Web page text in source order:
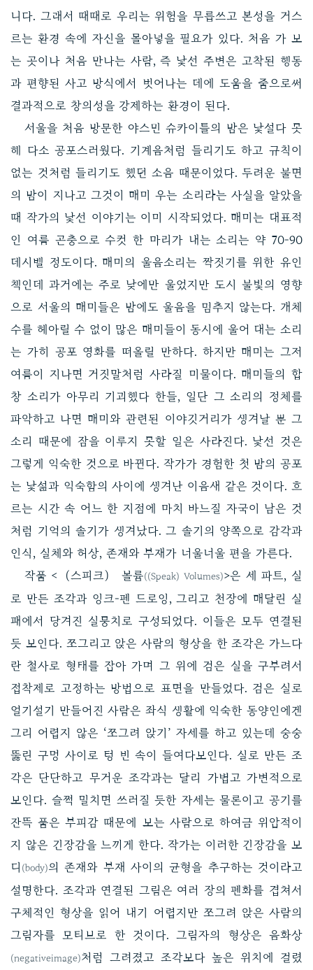
니다. 그래서 때때로 우리는 위험을 무릅쓰고 본성을 거스
르는 환경 속에 자신을 몰아넣을 필요가 있다. 처음 가 보
는 곳이나 처음 만나는 사람, 즉 낯선 주변은 고착된 행동
과 편향된 사고 방식에서 벗어나는 데에 도움을 줌으로써
결과적으로 창의성을 강제하는 환경이 된다.
서울을 처음 방문한 야스민 슈카이틀의 밤은 낯설다 못
해 다소 공포스러웠다. 기계음처럼 들리기도 하고 규칙이
없는 것처럼 들리기도 했던 소음 때문이었다. 두려운 불면
의 밤이 지나고 그것이 매미 우는 소리라는 사실을 알았을
때 작가의 낯선 이야기는 이미 시작되었다. 매미는 대표적
인 여름 곤충으로 수컷 한 마리가 내는 소리는 약 70-90
데시벨 정도이다. 매미의 울음소리는 짝짓기를 위한 유인
책인데 과거에는 주로 낮에만 울었지만 도시 불빛의 영향
으로 서울의 매미들은 밤에도 울음을 멈추지 않는다. 개체
수를 헤아릴 수 없이 많은 매미들이 동시에 울어 대는 소리
는 가히 공포 영화를 떠올릴 만하다. 하지만 매미는 그저
여름이 지나면 거짓말처럼 사라질 미물이다. 매미들의 합
창 소리가 아무리 기괴했다 한들, 일단 그 소리의 정체를
파악하고 나면 매미와 관련된 이야깃거리가 생겨날 뿐 그
소리 때문에 잠을 이루지 못할 일은 사라진다. 낯선 것은
그렇게 익숙한 것으로 바뀐다. 작가가 경험한 첫 밤의 공포
는 낯섦과 익숙함의 사이에 생겨난 이음새 같은 것이다. 흐
르는 시간 속 어느 한 지점에 마치 바느질 자국이 남은 것
처럼 기억의 솔기가 생겨났다. 그 솔기의 양쪽으로 감각과
인식, 실체와 허상, 존재와 부재가 너울너울 편을 가른다.
작품 <（스피크） 볼륨((Speak) Volumes)>은 세 파트, 실
로 만든 조각과 잉크-펜 드로잉, 그리고 천장에 매달린 실
패에서 당겨진 실뭉치로 구성되었다. 이들은 모두 연결된
듯 보인다. 쪼그리고 앉은 사람의 형상을 한 조각은 가느다
란 철사로 형태를 잡아 가며 그 위에 검은 실을 구부려서
접착제로 고정하는 방법으로 표면을 만들었다. 검은 실로
얼기설기 만들어진 사람은 좌식 생활에 익숙한 동양인에겐
그리 어렵지 않은 ‘쪼그려 앉기’ 자세를 하고 있는데 숭숭
뚫린 구멍 사이로 텅 빈 속이 들여다보인다. 실로 만든 조
각은 단단하고 무거운 조각과는 달리 가볍고 가변적으로
보인다. 슬쩍 밀치면 쓰러질 듯한 자세는 물론이고 공기를
잔뜩 품은 부피감 때문에 보는 사람으로 하여금 위압적이
지 않은 긴장감을 느끼게 한다. 작가는 이러한 긴장감을 보
디 (body)의 존재와 부재 사이의 균형을 추구하는 것이라고
설명한다. 조각과 연결된 그림은 여러 장의 펜화를 겹쳐서
구체적인 형상을 읽어 내기 어렵지만 쪼그려 앉은 사람의
그림자를 모티브로 한 것이다. 그림자의 형상은 음화상
(negativeimage)처럼 그려졌고 조각보다 높은 위치에 걸렸